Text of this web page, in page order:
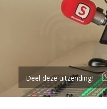
Deel deze uitzending!